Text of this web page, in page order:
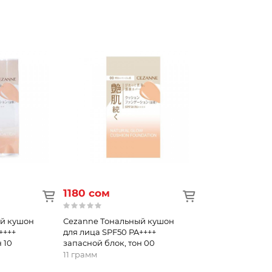
кушон
10
1180 сом
Сezanne Тональный кушон
для лица SPF50 PA++++
запасной блок, тон 00
11 грамм